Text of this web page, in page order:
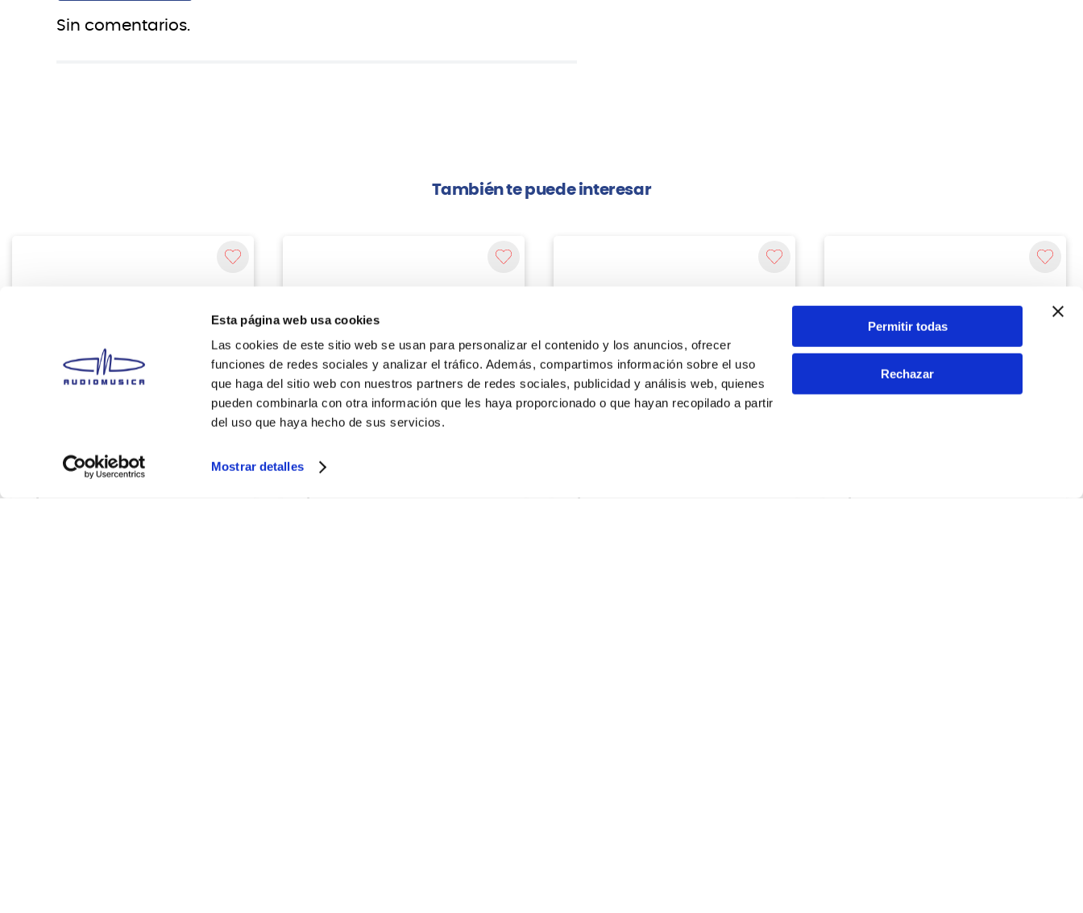
Esta página web usa cookies
Las cookies de este sitio web se usan para personalizar el contenido y los anuncios, ofrecer
funciones de redes sociales y analizar el tráfico. Además, compartimos información sobre el uso
que haga del sitio web con nuestros partners de redes sociales, publicidad y análisis web, quienes
pueden combinarla con otra información que les haya proporcionado o que hayan recopilado a partir
del uso que haya hecho de sus servicios.
Mostrar detalles
Permitir todas
Rechazar
Sin comentarios.
También te puede interesar
PEDAL P/ 16 PEDALES ROCKBOARD
Rockboard